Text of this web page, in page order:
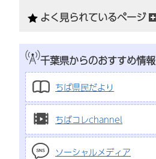
よく見られているページ
千葉県からのおすすめ情報
ちば県民だより
ちばコレchannel
ソーシャルメディア